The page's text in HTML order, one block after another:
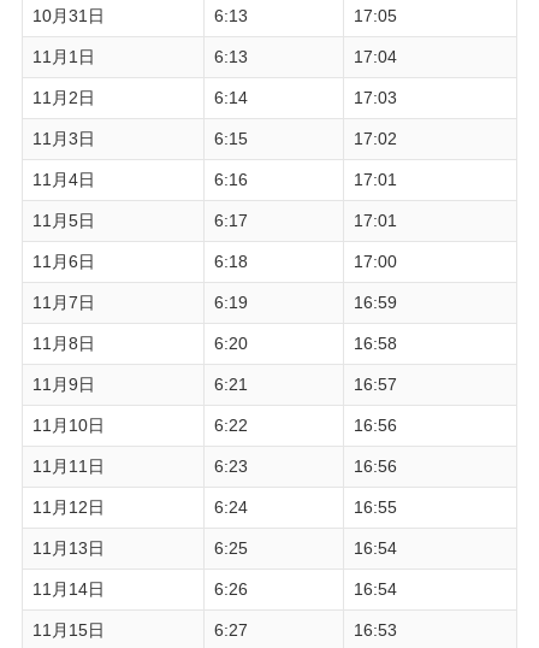
10月31日 6:13 17:05
11月1日 6:13 17:04
11月2日 6:14 17:03
11月3日 6:15 17:02
11月4日 6:16 17:01
11月5日 6:17 17:01
11月6日 6:18 17:00
11月7日 6:19 16:59
11月8日 6:20 16:58
11月9日 6:21 16:57
11月10日 6:22 16:56
11月11日 6:23 16:56
11月12日 6:24 16:55
11月13日 6:25 16:54
11月14日 6:26 16:54
11月15日 6:27 16:53